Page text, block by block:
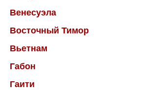
Венесуэла
Восточный Тимор
Вьетнам
Габон
Гаити